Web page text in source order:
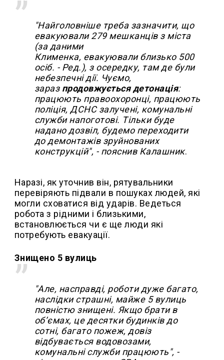
"Найголовніше треба зазначити, що
евакуювали 279 мешканців з міста
(за даними
Клименка, евакуювали близько 500
осіб. - Ред.), з осередку, там де були
небезпечні дії. Чуємо,
зараз продовжується детонація:
працюють правоохоронці, працюють
поліція, ДСНС залучені, комунальні
служби напоготові. Тільки буде
надано дозвіл, будемо переходити
до демонтажів зруйнованих
конструкцій", - пояснив Калашник.
Наразі, як уточнив він, рятувальники
перевіряють підвали в пошуках людей, які
могли сховатися від ударів. Ведеться
робота з рідними і близькими,
встановлюється чи є ще люди які
потребують евакуації.
Знищено 5 вулиць
"Але, насправді, роботи дуже багато,
наслідки страшні, майже 5 вулиць
повністю знищені. Якщо брати в
об’ємах, це десятки будинків до
сотні, багато пожеж, довіз
відбувається водовозами,
комунальні служби працюють", -